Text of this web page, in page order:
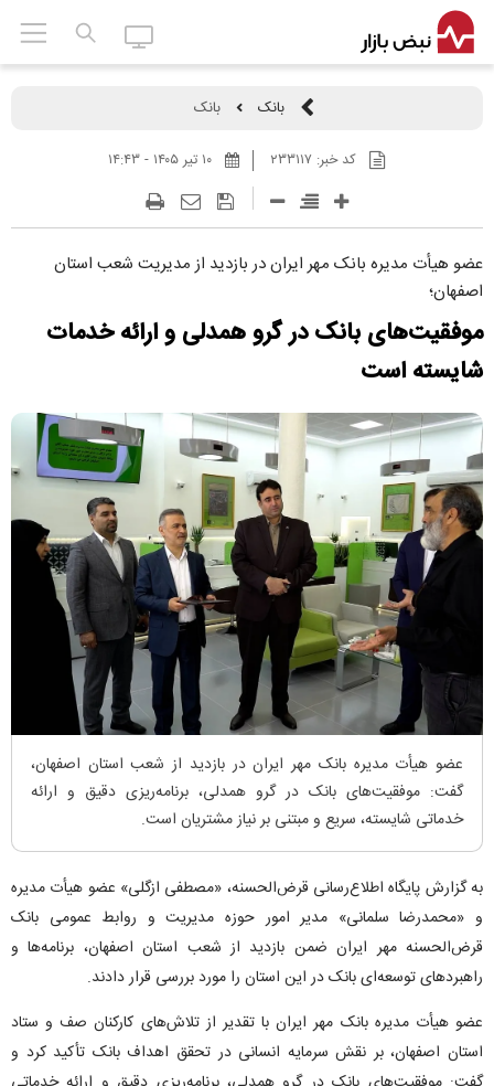
بانک بانک
کد خبر:۲۳۳۱۱۷ ۱۰ تير ۱۴۰۵ - ۱۴:۴۳
عضو هیأت مدیره بانک مهر ایران در بازدید از مدیریت شعب استان
اصفهان؛
موفقیت‌های بانک در گرو همدلی و ارائه خدمات
شایسته است
عضو هیأت مدیره بانک مهر ایران در بازدید از شعب استان اصفهان،
گفت: موفقیت‌های بانک در گرو همدلی، برنامه‌ریزی دقیق و ارائه
خدماتی شایسته، سریع و مبتنی بر نیاز مشتریان است.
به گزارش پایگاه اطلاع‌رسانی قرض‌الحسنه، «مصطفی ازگلی» عضو هیأت ‌مدیره
و «محمدرضا سلمانی» مدیر امور حوزه مدیریت و روابط عمومی بانک
قرض‌الحسنه مهر ایران ضمن بازدید از شعب استان اصفهان، برنامه‌ها و
راهبردهای توسعه‌ای بانک در این استان را مورد بررسی قرار دادند.
عضو هیأت مدیره بانک مهر ایران با تقدیر از تلاش‌های کارکنان صف و ستاد
استان اصفهان، بر نقش سرمایه انسانی در تحقق اهداف بانک تأکید کرد و